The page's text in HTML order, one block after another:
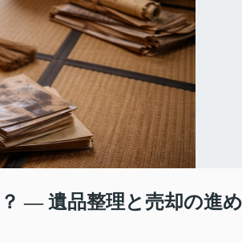
― 遺品整理と売却の進め